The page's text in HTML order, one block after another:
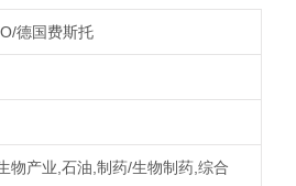
德国费斯托
物产业,石油,制药/生物制药,综合